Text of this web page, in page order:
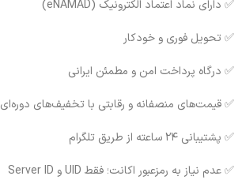
✅ دارای نماد اعتماد الکترونیک (eNAMAD)
✅ تحویل فوری و خودکار
✅ درگاه پرداخت امن و مطمئن ایرانی
✅ قیمت‌های منصفانه و رقابتی با تخفیف‌های دوره‌ای
✅ پشتیبانی ۲۴ ساعته از طریق تلگرام
✅ عدم نیاز به رمزعبور اکانت؛ فقط UID و Server ID